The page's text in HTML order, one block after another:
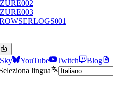
YouTube Twitch
Blog
Seleziona lingua